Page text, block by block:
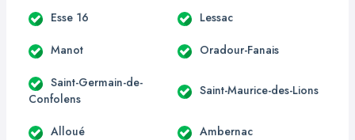
Esse 16 Lessac
Manot Oradour-Fanais
Saint-Germain-de-
Confolens
Saint-Maurice-des-Lions
Alloué Ambernac